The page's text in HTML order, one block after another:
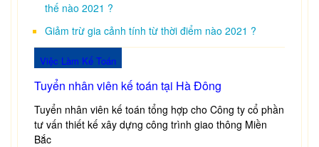
thế nào 2021 ?
Giảm trừ gia cảnh tính từ thời điểm nào 2021 ?
Việc Làm Kế Toán
Tuyển nhân viên kế toán tại Hà Đông
Tuyển nhân viên kế toán tổng hợp cho Công ty cổ phần
tư vấn thiết kế xây dựng công trình giao thông Miền
Bắc